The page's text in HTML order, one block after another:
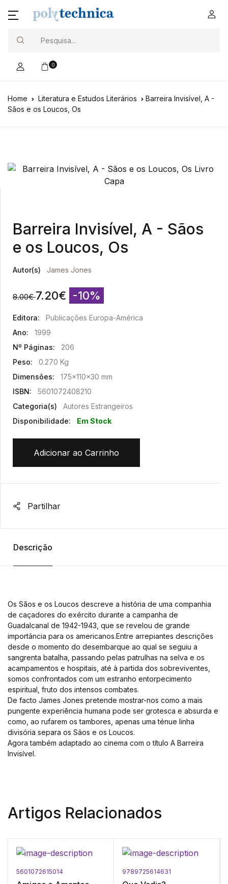
0
Home Literatura e Estudos Literários
Barreira Invisível, A -
Sãos e os Loucos, Os
Barreira Invisível, A - Sãos
e os Loucos, Os
Autor(s) James Jones
8.00€ 7.20€ -10%
Editora:
Publicações Europa-América
Ano:
1999
Nº Páginas:
206
Peso:
0.270 Kg
Dimensões:
175x110x30 mm
ISBN:
5601072408210
Categoria(s)
Autores Estrangeiros
Disponibilidade:
Em Stock
Adicionar ao Carrinho
Partilhar
Descrição
Os Sãos e os Loucos descreve a história de uma companhia
de caçadores do exército durante a campanha de
Guadalcanal de 1942-1943, que se revelou de grande
importância para os americanos.Entre arrepiantes descrições
desde o momento do desembarque ao qual se seguiu a
sangrenta batalha, passando pelas patrulhas na selva e os
acampamentos e hospitais, até à partida dos sobreviventes,
somos confrontados com um estranho entorpecimento
espiritual, fruto dos intensos combates.
De facto James Jones pretende mostrar-nos como a mais
pungente experiência humana pode ser grotesca e absurda e
como, ao rufarem os tambores, apenas uma ténue linha
divisória separa os Sâos e os Loucos.
Agora também adaptado ao cinema com o título A Barreira
Invisível.
Artigos Relacionados
5601072615014 9789725614631